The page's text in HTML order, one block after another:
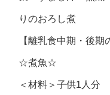
りのおろし煮
【離乳食中期・後期
☆煮魚☆
＜材料＞子供1人分